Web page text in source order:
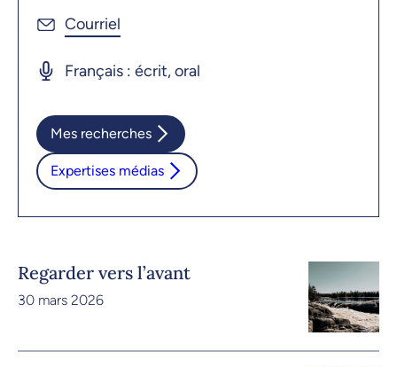
Français : écrit, oral
Mes recherches
Expertises médias
Regarder vers l’avant
30 mars 2026